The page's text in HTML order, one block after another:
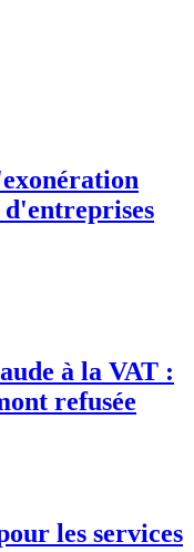
à la VAT :
refusée
les services